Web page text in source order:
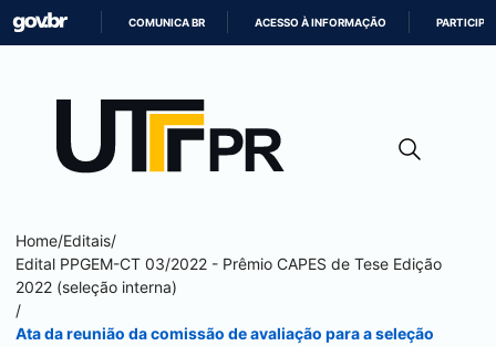
CONTEÚDO
COMUNICA BR ACESSO À INFORMAÇÃO PARTICIPE
Home/Editais/
Edital PPGEM-CT 03/2022 - Prêmio CAPES de Tese Edição
2022 (seleção interna)
/
Ata da reunião da comissão de avaliação para a seleção